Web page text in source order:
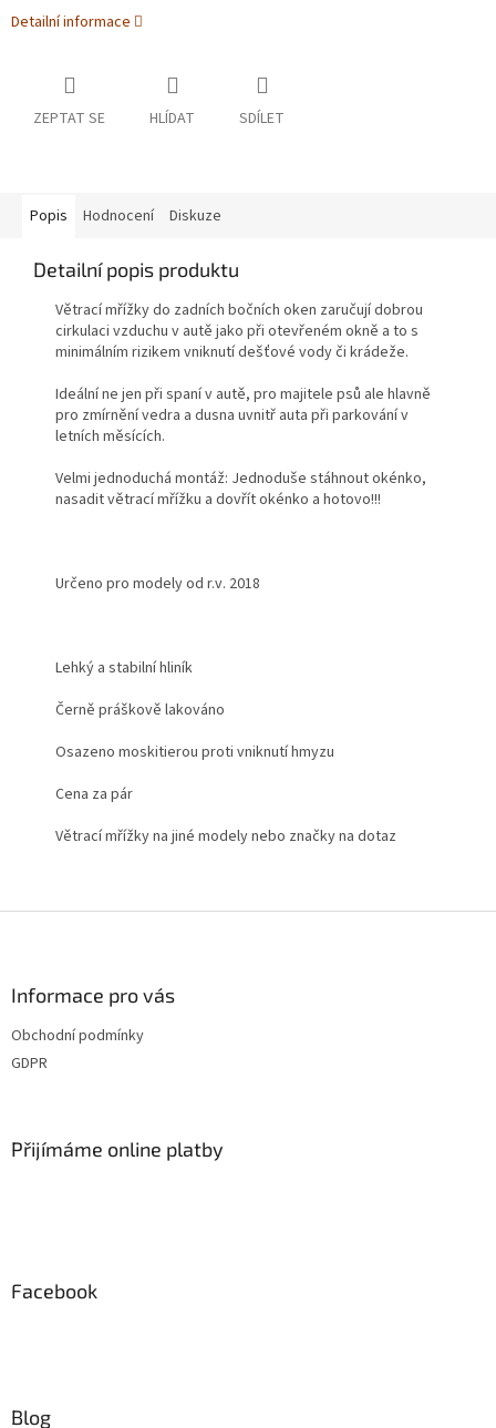
Detailní informace
ZEPTAT SE HLÍDAT SDÍLET
Popis Hodnocení Diskuze
Detailní popis produktu
Větrací mřížky do zadních bočních oken zaručují dobrou
cirkulaci vzduchu v autě jako při otevřeném okně a to s
minimálním rizikem vniknutí dešťové vody či krádeže.
Ideální ne jen při spaní v autě, pro majitele psů ale hlavně
pro zmírnění vedra a dusna uvnitř auta při parkování v
letních měsících.
Velmi jednoduchá montáž: Jednoduše stáhnout okénko,
nasadit větrací mřížku a dovřít okénko a hotovo!!!
Určeno pro modely od r.v. 2018
Lehký a stabilní hliník
Černě práškově lakováno
Osazeno moskitierou proti vniknutí hmyzu
Cena za pár
Větrací mřížky na jiné modely nebo značky na dotaz
Informace pro vás
Obchodní podmínky
GDPR
Přijímáme online platby
Facebook
Blog